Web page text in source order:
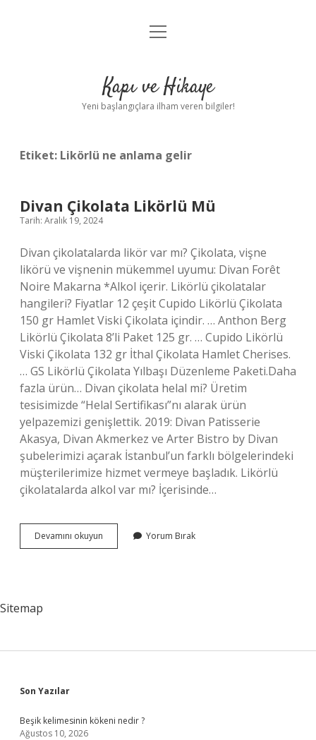
Anasayfa
Yasal Uyarı
menüyü
Kapı ve Hikaye
Yeni başlangıçlara ilham veren bilgiler!
Etiket: Likörlü ne anlama gelir
Divan Çikolata Likörlü Mü
Tarih: Aralık 19, 2024
Divan çikolatalarda likör var mı? Çikolata, vişne
likörü ve vişnenin mükemmel uyumu: Divan Forêt
Noire Makarna *Alkol içerir. Likörlü çikolatalar
hangileri? Fiyatlar 12 çeşit Cupido Likörlü Çikolata
150 gr Hamlet Viski Çikolata içindir. … Anthon Berg
Likörlü Çikolata 8’li Paket 125 gr. … Cupido Likörlü
Viski Çikolata 132 gr İthal Çikolata Hamlet Cherises.
… GS Likörlü Çikolata Yılbaşı Düzenleme Paketi.Daha
fazla ürün… Divan çikolata helal mi? Üretim
tesisimizde “Helal Sertifikası”nı alarak ürün
yelpazemizi genişlettik. 2019: Divan Patisserie
Akasya, Divan Akmerkez ve Arter Bistro by Divan
şubelerimizi açarak İstanbul’un farklı bölgelerindeki
müşterilerimize hizmet vermeye başladık. Likörlü
çikolatalarda alkol var mı? İçerisinde…
Devamını okuyun
Çikolata
Yorum Bırak
Sitemap
Sidebar
Son Yazılar
Beşik kelimesinin kökeni nedir ?
Ağustos 10, 2026